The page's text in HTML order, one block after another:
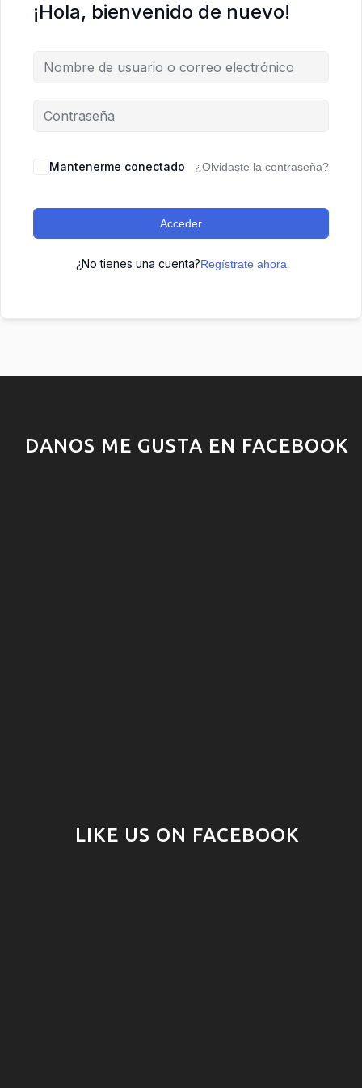
¡Hola, bienvenido de nuevo!
Mantenerme conectado ¿Olvidaste la contraseña?
Acceder
¿No tienes una cuenta?Regístrate ahora
DANOS ME GUSTA EN FACEBOOK
LIKE US ON FACEBOOK